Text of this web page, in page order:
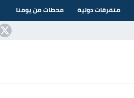
متفرقات دولية
محطات من يومنا